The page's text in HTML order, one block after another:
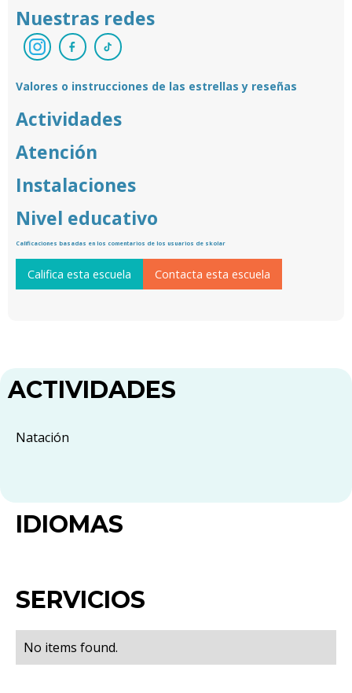
Nuestras redes
Valores o instrucciones de las estrellas y reseñas
Actividades
Atención
Instalaciones
Nivel educativo
Calificaciones basadas en los comentarios de los usuarios de skolar
Califica esta escuela Contacta esta escuela
ACTIVIDADES
Natación
IDIOMAS
SERVICIOS
No items found.